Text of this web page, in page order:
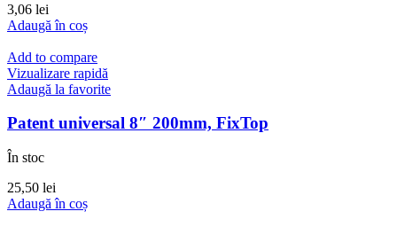
3,06 lei
Adaugă în coș
Add to compare
Vizualizare rapidă
Adaugă la favorite
Patent universal 8″ 200mm, FixTop
În stoc
25,50 lei
Adaugă în coș